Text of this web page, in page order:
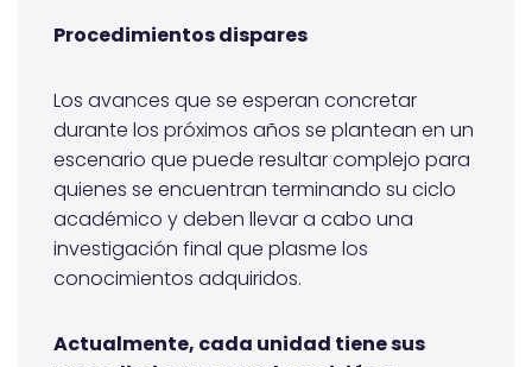
Procedimientos dispares
Los avances que se esperan concretar
durante los próximos años se plantean en un
escenario que puede resultar complejo para
quienes se encuentran terminando su ciclo
académico y deben llevar a cabo una
investigación final que plasme los
conocimientos adquiridos.
Actualmente, cada unidad tiene sus